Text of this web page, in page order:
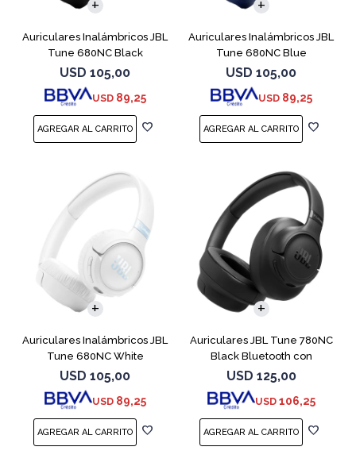
Auriculares Inalámbricos JBL
Tune 680NC Black
USD 105,00
USD 89,25
Auriculares Inalámbricos JBL
Tune 680NC Blue
USD 105,00
USD 89,25
Auriculares Inalámbricos JBL
Tune 680NC White
USD 105,00
USD 89,25
Auriculares JBL Tune 780NC
Black Bluetooth con
Micrófono
USD 125,00
USD 106,25